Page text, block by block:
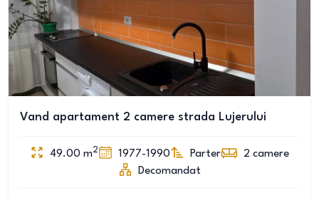
Vand apartament 2 camere strada Lujerului
49.00 m2 1977-1990 Parter 2 camere
Decomandat